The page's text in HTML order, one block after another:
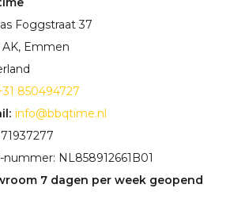
Foggstraat 37
AK, Emmen
850494727
info@bbqtime.nl
71937277
nummer: NL858912661B01
7 dagen per week geopend